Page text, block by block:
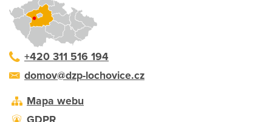
+420 311 516 194
domov@dzp-lochovice.cz
Mapa webu